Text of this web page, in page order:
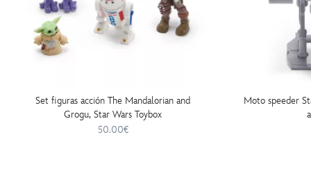
Set figuras acción The Mandalorian and
Grogu, Star Wars Toybox
50.00€
Moto speeder